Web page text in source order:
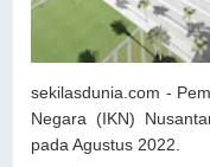
sekilasdunia.com -
Negara (IKN)
pada Agustus 2022.